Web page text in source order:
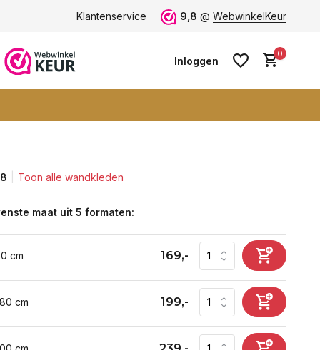
klantbeoordeling 9+ Grootste collectie -ruim 600+
Klantenservice 9,8 @ WebwinkelKeur
Inloggen
0
Toon alle wandkleden
maat uit 5 formaten:
cm 169,-
cm 199,-